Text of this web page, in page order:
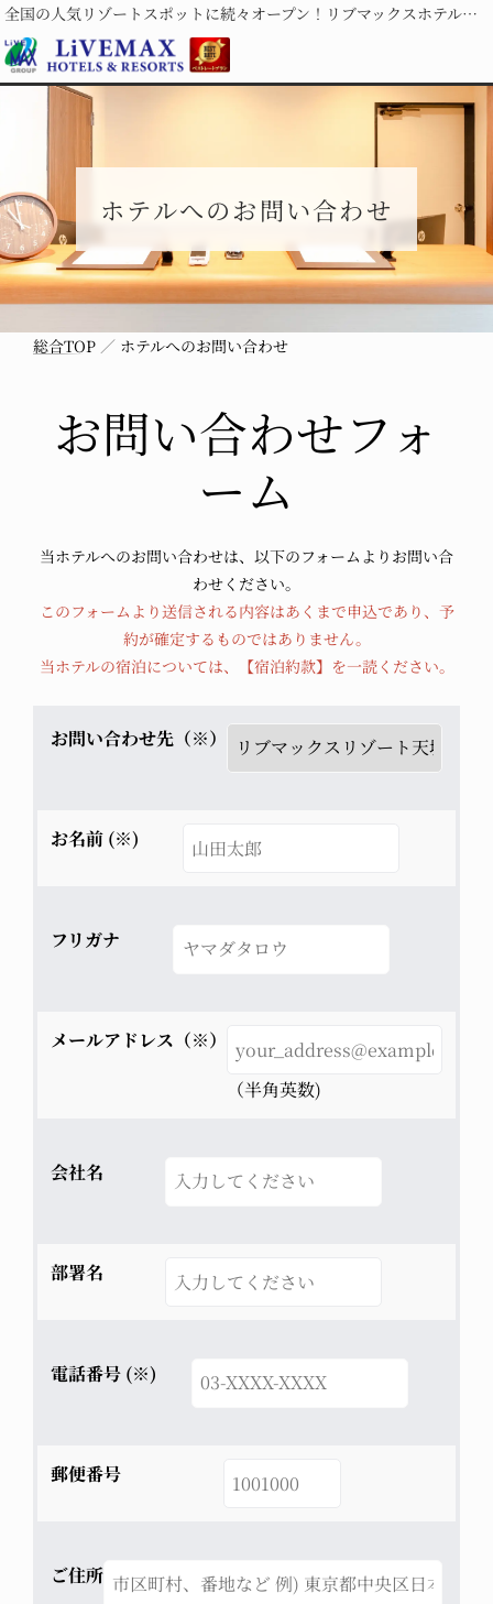
全国の人気リゾートスポットに続々オープン！リブマックスホテルズ＆リゾーツ
ホテルへのお問い合わせ
総合TOP ホテルへのお問い合わせ
お問い合わせフォ
ーム
当ホテルへのお問い合わせは、以下のフォームよりお問い合
わせください。
このフォームより送信される内容はあくまで申込であり、予
約が確定するものではありません。
当ホテルの宿泊については、
【宿泊約款】 を一読ください。
お問い合わせ先（※）
お名前 (※)
フリガナ
メールアドレス（※）
（半角英数)
会社名
部署名
電話番号 (※)
郵便番号
ご住所